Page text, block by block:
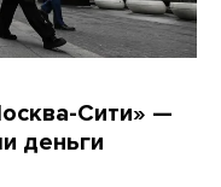
Сити» —
деньги